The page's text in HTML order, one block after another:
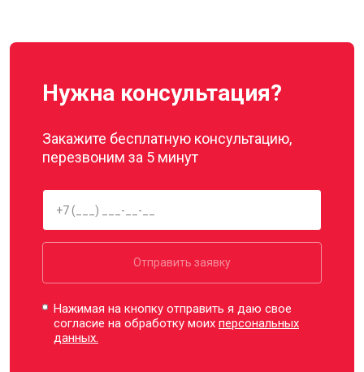
Нужна консультация?
Закажите бесплатную консультацию,
перезвоним за 5 минут
Отправить заявку
Нажимая на кнопку отправить я даю свое
согласие на обработку моихперсональных
данных.